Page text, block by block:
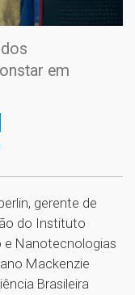
em
gerente de
do Instituto
e Nanotecnologias
Mackenzie
Brasileira